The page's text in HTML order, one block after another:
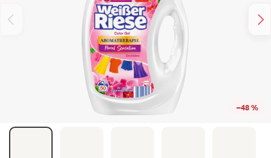
–48 %